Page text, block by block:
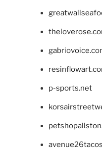
p-sports.net